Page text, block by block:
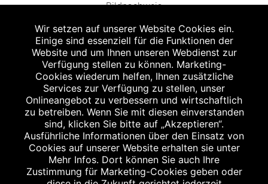
Bildnachweis
Abgabe in haushaltsüblichen Mengen, solange der Vorrat reicht. Für Druck-
und Satzfehler keine Haftung.
Zu Risiken und Nebenwirkungen lesen Sie die Packungsbeilage und fragen
Sie Ihren Arzt oder Apotheker.
Angabe nach der deutschen Arzneimitteltaxe Apothekenerstattungspreis
(AEP). Der AEP ist keine unverbindliche Preisempfehlung der Hersteller. Der
AEP ist ein von den Apotheken in Ansatz gebrachter Preis für rezeptfreie
Arzneimittel. Er entspricht in der Höhe dem für Apotheken verbindlichen
Abgabepreis, zu dem eine Apotheke in bestimmten Fällen (z.B. bei Kindern
unter 12 Jahren) das Produkt mit der gesetzlichen Krankenversicherung
abrechnet. Der AEP ist der allgemeine Erstattungspreis im Falle einer
Wir setzen auf unserer Website Cookies ein.
Einige sind essenziell für die Funktionen der
Website und um Ihnen unseren Webdienst zur
Verfügung stellen zu können. Marketing-
Cookies wiederum helfen, Ihnen zusätzliche
Services zur Verfügung zu stellen, unser
Onlineangebot zu verbessern und wirtschaftlich
zu betreiben. Wenn Sie mit diesen einverstanden
sind, klicken Sie bitte auf „Akzeptieren“.
Ausführliche Informationen über den Einsatz von
Cookies auf unserer Website erhalten sie unter
Mehr Infos. Dort können Sie auch Ihre
Zustimmung für Marketing-Cookies geben oder